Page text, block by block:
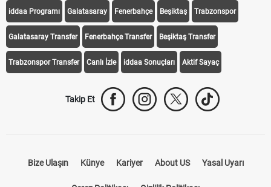
iddaa Programı Galatasaray Fenerbahçe Beşiktaş Trabzonspor
Galatasaray Transfer Fenerbahçe Transfer Beşiktaş Transfer
Trabzonspor Transfer Canlı İzle iddaa Sonuçları Aktif Sayaç
Takip Et
Bize Ulaşın Künye Kariyer About US Yasal Uyarı